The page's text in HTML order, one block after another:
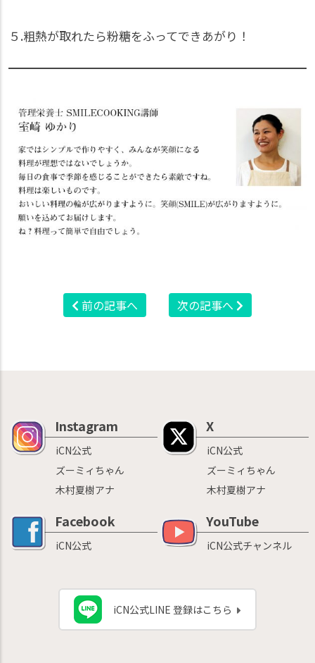
５.粗熱が取れたら粉糖をふってできあがり！
前の記事へ 次の記事へ
Instagram
iCN公式
ズーミィちゃん
木村夏樹アナ
X
iCN公式
ズーミィちゃん
木村夏樹アナ
Facebook
iCN公式
YouTube
iCN公式チャンネル
iCN公式LINE 登録はこちら